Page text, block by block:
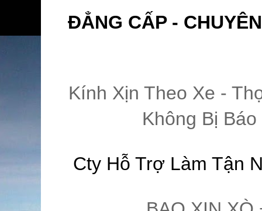
ĐẲNG CẤP -
Kính Xịn Theo Xe -
Không Bị
Cty Hỗ Trợ Làm Tận